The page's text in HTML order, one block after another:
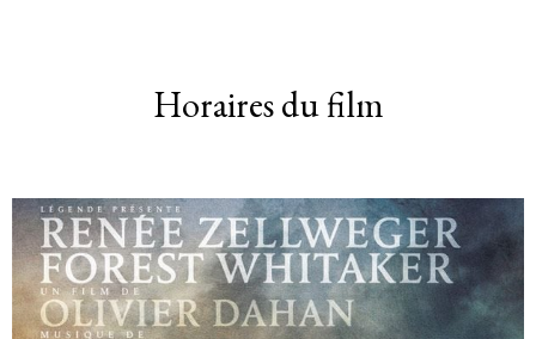
Horaires du film